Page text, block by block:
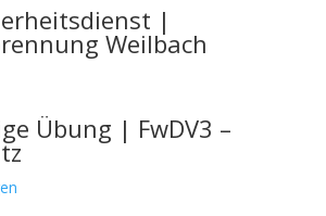
|
Weilbach
Übung | FwDV3 –